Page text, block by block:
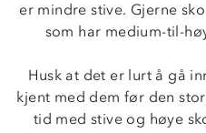
er mindre stive. Gjerne
som har medium-til-
Husk at det er lurt å gå
kjent med dem før den
tid med stive og høye